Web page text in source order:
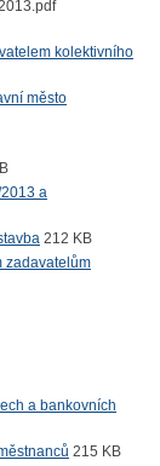
kolektivního
město
a
212 KB
zadavatelům
a bankovních
215 KB